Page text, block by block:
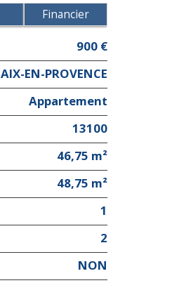
Financier
900 €
AIX-EN-PROVENCE
Appartement
13100
46,75 m²
48,75 m²
1
2
NON